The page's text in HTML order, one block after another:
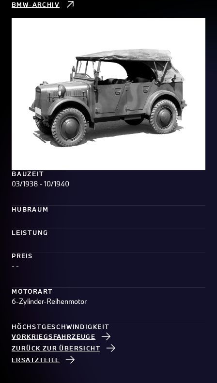
BMW-ARCHIV
BAUZEIT
03/1938 - 10/1940
HUBRAUM
LEISTUNG
PREIS
- -
MOTORART
6-Zylinder-Reihenmotor
HÖCHSTGESCHWINDIGKEIT
VORKRIEGSFAHRZEUGE
ZURÜCK ZUR ÜBERSICHT
ERSATZTEILE